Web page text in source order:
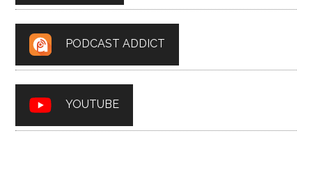
PODCAST ADDICT
YOUTUBE